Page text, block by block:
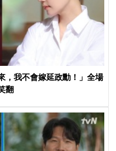
，我不會嫁延政勳！」全場
翻